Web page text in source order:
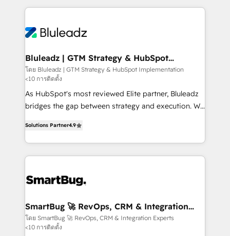
on delivering clean, scalable, AI-ready systems that
create long-term value and a consistently strong
Only then we architect solutions. The question is
outcomes to deliver. -SYSTEM INTEGRATION-
make HubSpot the operational hub, integrated with
SAP, Microsoft Dynamics, custom ERPs, and any
enterprise platform. Proprietary apps extend
HubSpot beyond standard configurations. -AI-
FIRST- AI across customer-facing operations to
unlock efficiency at scale. From predictive
intelligence to conversational AI, we turn data into
action and automation into competitive advantage.
accreditations
Bluleadz | GTM Strategy & HubSpot
Implementation
โดย Bluleadz | GTM Strategy & HubSpot Implementation
<10 การติดตั้ง
As HubSpot's most reviewed Elite partner, Bluleadz
bridges the gap between strategy and execution. We
Operating System (GTM OS) to align your leadership
and engineer a portal that drives predictable
revenue velocity. 🚀 GTM Strategy & Alignment
stalling growth. Fix your ICP, Math, and Story to stop
Scalable Architecture: Zero-technical-debt setup
across all Hubs, validated by our 7 HubSpot
Accreditations. AI-Powered RevOps: Breeze AI,
Solutions Partner4.9
SmartBug 🚀 RevOps, CRM & Integration
Experts
โดย SmartBug 🚀 RevOps, CRM & Integration Experts
<10 การติดตั้ง